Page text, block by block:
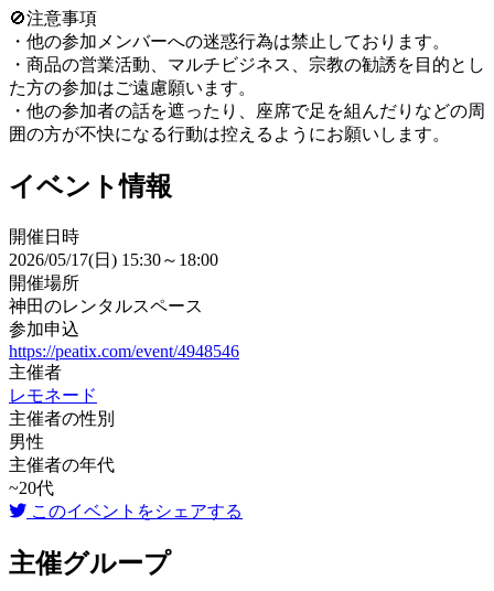
🚫注意事項
・他の参加メンバーへの迷惑行為は禁止しております。
・商品の営業活動、マルチビジネス、宗教の勧誘を目的とし
た方の参加はご遠慮願います。
・他の参加者の話を遮ったり、座席で足を組んだりなどの周
囲の方が不快になる行動は控えるようにお願いします。
イベント情報
開催日時
2026/05/17(日) 15:30～18:00
開催場所
神田のレンタルスペース
参加申込
https://peatix.com/event/4948546
主催者
レモネード
主催者の性別
男性
主催者の年代
~20代
このイベントをシェアする
主催グループ